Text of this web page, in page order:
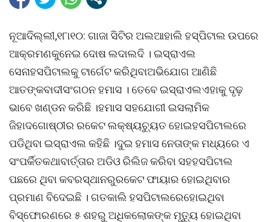
ନୂଆଦିଲ୍ଲୀ,୧୮ା୧୦: ଗାଜା ସିଟିର ଅଲଆହାଲି ହସ୍ପିଟାଲ ଉପରେ
ଆକ୍ରମଣକୁନେଇ ଦୋଷ ଲଦାଲଦି । ଇସ୍ରାଏଲ
ସେନାହସପିଟାଲକୁ ଟାର୍ଗେଟ କରିଥିବାଅଭିଯୋଗ ଆଣିଛି
ଆତଙ୍କବାଦୀସଂଗଠନ ହମାସ । ତେବେ ଇସ୍ରାଏଲଏହାକୁ ଦୃଢ଼
ଭାବେ ଖଣ୍ଡନ କରିଛି ।ହମାସ ସହଯୋଗୀ ଇସଲାମିକ
ଜିହାଦଗୋଷ୍ଠୀର ରକେଟ ଲକ୍ଷ୍ୟଚ୍ୟୁତ ହୋଇହସପିଟାଲରେ
ପଡିଥିବା ଇସ୍ରାଏଲ କହିଛି ।ଦୁଇ ହମାସ ନେତାଙ୍କ ମଧ୍ୟରେ ଏ
ସଂପର୍କିତକଥାବାର୍ତ୍ତାର ଅଡିଓ ରିଲିଜ କରିବା ସହହସପିଟାଲ
ପଛରେ ଥିବା କବରସ୍ଥାନରୁରକେଟ ଫାୟାର ହୋଇଥିବାର
ପ୍ରମାଣ ବିଦେଇଛି । ଗତକାଲି ହସପିଟାଲରେହୋଇଥିବା
ବିସ୍ଫୋରଣରେ ୫ ଶହରୁ ଅଧିକଲୋକଙ୍କ ମୃତୁ୍ୟ ହୋଇଥିବା